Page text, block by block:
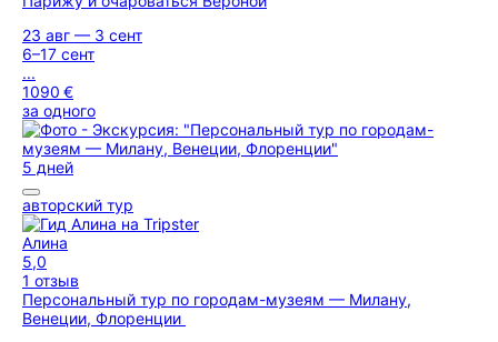
23 авг — 3 сент
6–17 сент
...
1090 €
за одного
5 дней
авторский тур
Алина
5,0
1 отзыв
Персональный тур по городам-музеям — Милану,
Венеции, Флоренции